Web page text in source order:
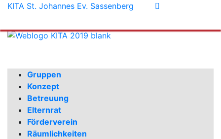
KITA St. Johannes Ev. Sassenberg
Gruppen
Konzept
Betreuung
Elternrat
Förderverein
Räumlichkeiten